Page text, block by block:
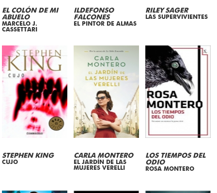
EL COLÓN DE MI
ABUELO
MARCELO J.
CASSETTARI
ILDEFONSO
FALCONES
EL PINTOR DE ALMAS
RILEY SAGER
LAS SUPERVIVIENTES
STEPHEN KING
CUJO
CARLA MONTERO
EL JARDÍN DE LAS
MUJERES VERELLI
LOS TIEMPOS DEL
ODIO
ROSA MONTERO